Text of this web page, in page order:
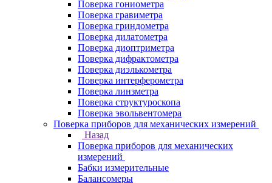
Поверка гониометра
Поверка гравиметра
Поверка гриндометра
Поверка дилатометра
Поверка диоптриметра
Поверка дифрактометра
Поверка диэлькометра
Поверка интерферометра
Поверка линзметра
Поверка структуроскопа
Поверка эвольвентомера
Поверка приборов для механических измерений
Назад
Поверка приборов для механических
измерений
Бабки измерительные
Балансомеры